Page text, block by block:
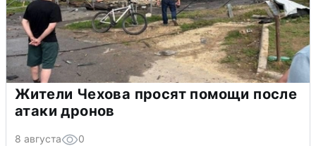
Жители Чехова просят помощи после
атаки дронов
8 августа 0